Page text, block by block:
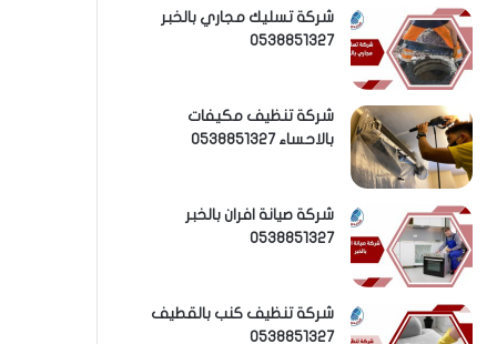
شركة تسليك مجاري بالخبر
0538851327
شركة تنظيف مكيفات
بالاحساء 0538851327
شركة صيانة افران بالخبر
0538851327
شركة تنظيف كنب بالقطيف
0538851327